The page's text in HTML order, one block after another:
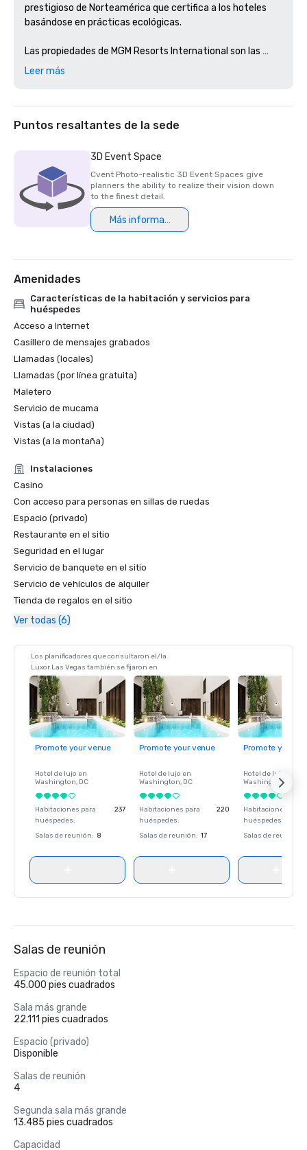
prestigioso de Norteamérica que certifica a los hoteles
basándose en prácticas ecológicas.
Las propiedades de MGM Resorts International son las
primeras en obtener esta certificación en Nevada y
Leer más
Puntos resaltantes de la sede
3D Event Space
Cvent Photo-realistic 3D Event Spaces give
planners the ability to realize their vision down
to the finest detail.
Más información
Amenidades
Características de la habitación y servicios para
huéspedes
Acceso a Internet
Casillero de mensajes grabados
Llamadas (locales)
Llamadas (por línea gratuita)
Maletero
Servicio de mucama
Vistas (a la ciudad)
Vistas (a la montaña)
Instalaciones
Casino
Con acceso para personas en sillas de ruedas
Espacio (privado)
Restaurante en el sitio
Seguridad en el lugar
Servicio de banquete en el sitio
Servicio de vehículos de alquiler
Tienda de regalos en el sitio
Ver todas (6)
Los planificadores que consultaron el/la
Luxor Las Vegas también se fijaron en
Promote your venue
Hotel de lujo en
Washington, DC
Habitaciones para
huéspedes:
237
Salas de reunión: 8
Promote your venue
Hotel de lujo en
Washington, DC
Habitaciones para
huéspedes:
220
Salas de reunión: 17
Promote your
Hotel de lujo en
Washington
Habitaciones para
huéspedes
Salas de reunión
Salas de reunión
Espacio de reunión total
45.000 pies cuadrados
Sala más grande
22.111 pies cuadrados
Espacio (privado)
Disponible
Salas de reunión
4
Segunda sala más grande
13.485 pies cuadrados
Capacidad